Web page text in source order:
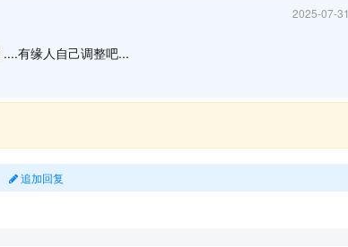
2025-07-31
....有缘人自己调整吧...
追加回复